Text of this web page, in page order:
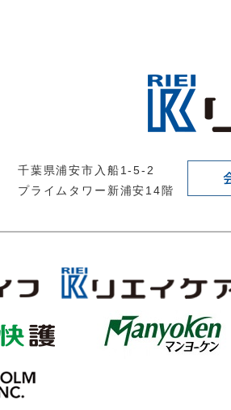
千葉県浦安市入船1-5-2
プライムタワー新浦安14階